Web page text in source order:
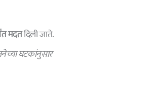
मदतदिली जाते.
घटकांनुसार